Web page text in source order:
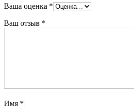
Ваша оценка *
Ваш отзыв *
Имя *